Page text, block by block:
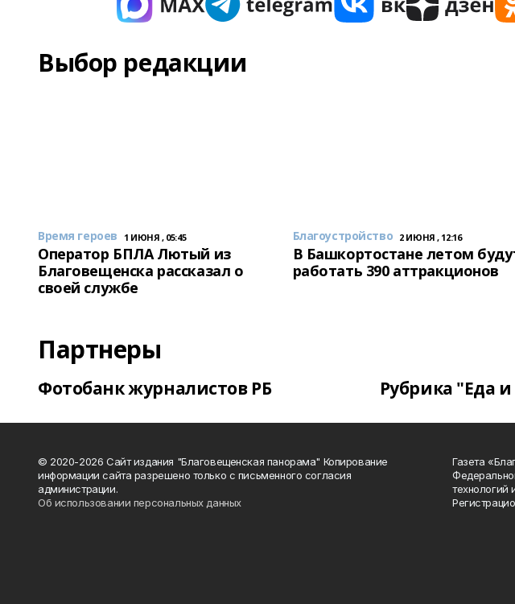
Выбор редакции
Время героев 1 ИЮНЯ , 05:45
Оператор БПЛА Лютый из
Благовещенска рассказал о
своей службе
Благоустройство 2 ИЮНЯ , 12:16
В Башкортостане летом
работать 390 аттракционов
Партнеры
Фотобанк журналистов РБ Рубрика "Еда
© 2020-2026 Сайт издания "Благовещенская панорама" Копирование
информации сайта разрешено только с письменного согласия
администрации.
Об использовании персональных данных
Газета
технологий